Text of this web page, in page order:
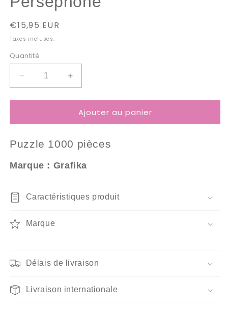
Prix
habituel
€15,95 EUR
Taxes incluses.
Quantité
Réduire
la
quantité
Puzzle
Pièces
Perséphone
Augmenter
la
quantité
de
Puzzle
Pièces
Perséphone
Ajouter au panier
Puzzle 1000 pièces
Marque : Grafika
Caractéristiques produit
Marque
Délais de livraison
Livraison internationale